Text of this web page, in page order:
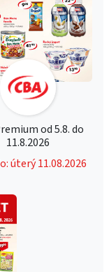
od 5.8. do
11.8.2026
úterý 11.08.2026